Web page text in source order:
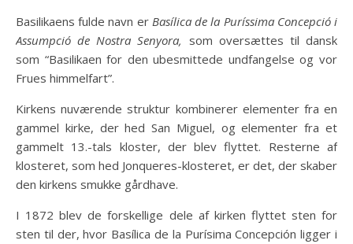
Basilikaens fulde navn er Basílica de la Puríssima Concepció i
Assumpció de Nostra Senyora, som oversættes til dansk
som “Basilikaen for den ubesmittede undfangelse og vor
Frues himmelfart”.
Kirkens nuværende struktur kombinerer elementer fra en
gammel kirke, der hed San Miguel, og elementer fra et
gammelt 13.-tals kloster, der blev flyttet. Resterne af
klosteret, som hed Jonqueres-klosteret, er det, der skaber
den kirkens smukke gårdhave.
I 1872 blev de forskellige dele af kirken flyttet sten for
sten til der, hvor Basílica de la Purísima Concepción ligger i